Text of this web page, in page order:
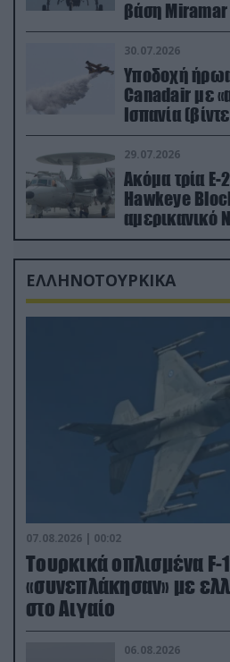
βάση Miramar
εκτινάχθηκε
30.07.2026
Υποδοχή
Canadair με
Ισπανία
29.07.2026
Ακόμα τρία E-
Hawkeye
αμερικανικό
δισ.δολάρια
ΕΛΛΗΝΟΤΟΥΡΚΙΚΑ
07.08.2026 | 00:02
Τουρκικά οπλισμένα F-
«συνεπλάκησαν» με
στο Αιγαίο
06.08.2026